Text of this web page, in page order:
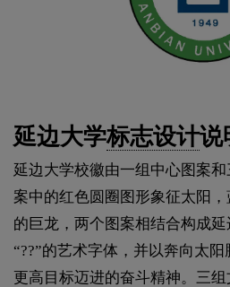
延边大学标志设计说
延边大学校徽由一组中心图案
案中的红色圆圈图形象征太阳
的巨龙，两个图案相结合构成
“??”的艺术字体，并以奔向太
更高目标迈进的奋斗精神。三